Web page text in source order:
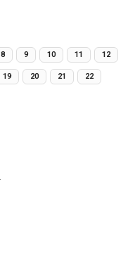
8 9 10 11 12
19 20 21 22